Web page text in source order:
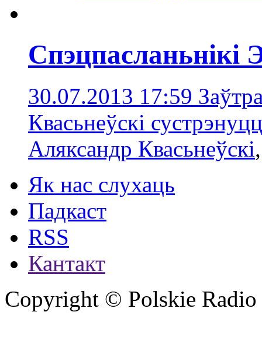
Спэцпасланьнікі
30.07.2013 17:59
Квасьнеўскі
Аляксандр Квасьнеўскі
Як нас слухаць
Падкаст
RSS
Кантакт
Copyright © Polskie